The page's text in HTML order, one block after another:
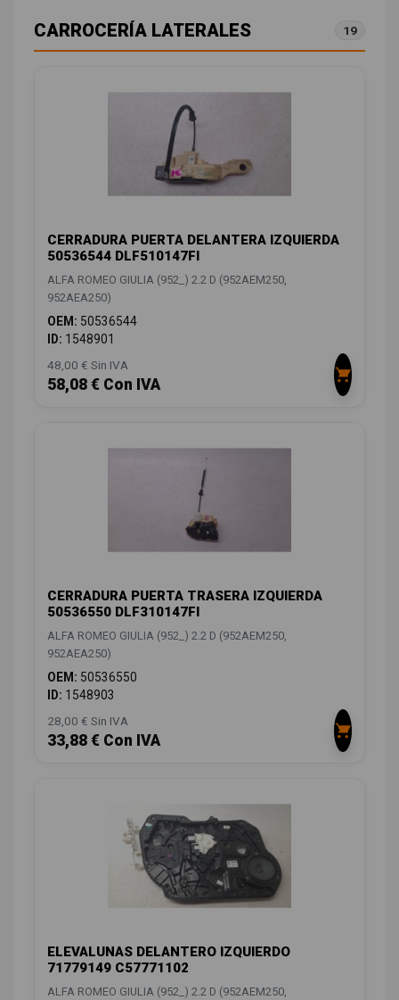
CARROCERÍA LATERALES 19
CERRADURA PUERTA DELANTERA IZQUIERDA
50536544 DLF510147FI
ALFA ROMEO GIULIA (952_) 2.2 D (952AEM250,
952AEA250)
OEM: 50536544
ID: 1548901
48,00 € Sin IVA
58,08 € Con IVA
CERRADURA PUERTA TRASERA IZQUIERDA
50536550 DLF310147FI
ALFA ROMEO GIULIA (952_) 2.2 D (952AEM250,
952AEA250)
OEM: 50536550
ID: 1548903
28,00 € Sin IVA
33,88 € Con IVA
ELEVALUNAS DELANTERO IZQUIERDO
71779149 C57771102
ALFA ROMEO GIULIA (952_) 2.2 D (952AEM250,